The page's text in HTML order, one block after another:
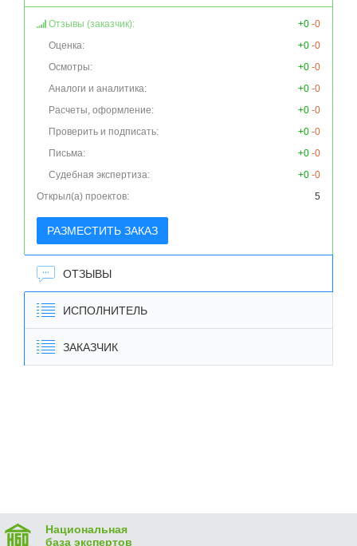
Отзывы (заказчик): +0 -0
Оценка:
+0 -0
Осмотры:
+0 -0
Аналоги и аналитика:
+0 -0
Расчеты, оформление:
+0 -0
Проверить и подписать:
+0 -0
Письма:
+0 -0
Судебная экспертиза:
+0 -0
Открыл(а) проектов:
5
РАЗМЕСТИТЬ ЗАКАЗ
ОТЗЫВЫ
ИСПОЛНИТЕЛЬ
ЗАКАЗЧИК
Национальная
база экспертов